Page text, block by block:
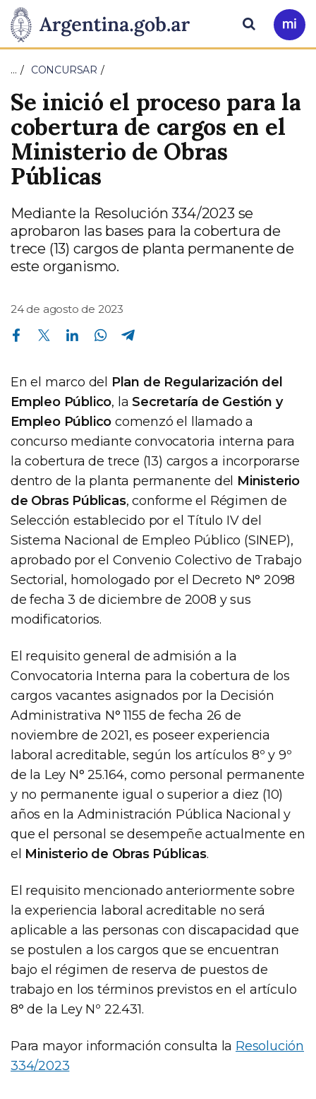
Presidencia
de
la
Nación
Pasar al contenido principal
Ir
a
Buscar
… CONCURSAR
Se inició el proceso para la
cobertura de cargos en el
Ministerio de Obras
Públicas
Mediante la Resolución 334/2023 se
aprobaron las bases para la cobertura de
trece (13) cargos de planta permanente de
este organismo.
24 de agosto de 2023
Compartir en Facebook Compartir en Twitter Compartir en Linkedin Compartir en Whatsapp
En el marco del Plan de Regularización del
Empleo Público, laSecretaría de Gestión y
Empleo Público comenzó el llamado a
concurso mediante convocatoria interna para
la cobertura de trece (13) cargos a incorporarse
dentro de la planta permanente del Ministerio
de Obras Públicas, conforme el Régimen de
Selección establecido por el Título IV del
Sistema Nacional de Empleo Público (SINEP),
aprobado por el Convenio Colectivo de Trabajo
Sectorial, homologado por el Decreto N° 2098
de fecha 3 de diciembre de 2008 y sus
modificatorios.
El requisito general de admisión a la
Convocatoria Interna para la cobertura de los
cargos vacantes asignados por la Decisión
Administrativa N° 1155 de fecha 26 de
noviembre de 2021, es poseer experiencia
laboral acreditable, según los artículos 8º y 9º
de la Ley N° 25.164, como personal permanente
y no permanente igual o superior a diez (10)
años en la Administración Pública Nacional y
que el personal se desempeñe actualmente en
el Ministerio de Obras Públicas.
El requisito mencionado anteriormente sobre
la experiencia laboral acreditable no será
aplicable a las personas con discapacidad que
se postulen a los cargos que se encuentran
bajo el régimen de reserva de puestos de
trabajo en los términos previstos en el artículo
8° de la Ley Nº 22.431.
Para mayor información consulta la Resolución
334/2023